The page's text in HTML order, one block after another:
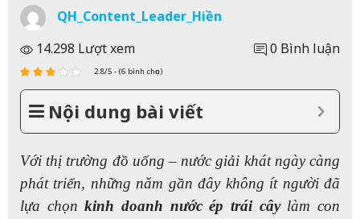
QH_Content_Leader_Hiền
14.298 Lượt xem
0 Bình luận
2.8/5 - (6 bình chọn)
Nội dung bài viết
Với thị trường đồ uống – nước giải khát ngày càng
phát triển, những năm gần đây không ít người đã
lựa chọnkinh doanh nước ép trái câylàm con